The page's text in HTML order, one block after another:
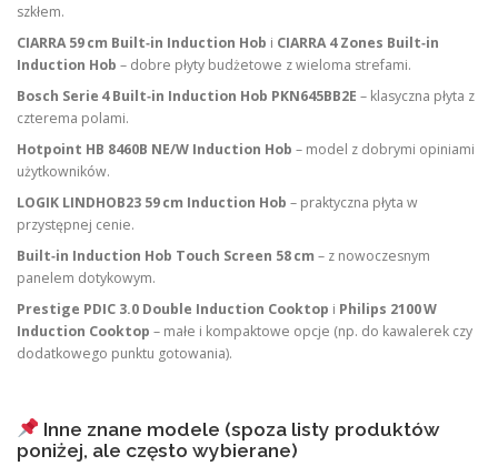
szkłem.
CIARRA 59 cm Built‑in Induction Hob i CIARRA 4 Zones Built‑in
Induction Hob – dobre płyty budżetowe z wieloma strefami.
Bosch Serie 4 Built‑in Induction Hob PKN645BB2E – klasyczna płyta z
czterema polami.
Hotpoint HB 8460B NE/W Induction Hob – model z dobrymi opiniami
użytkowników.
LOGIK LINDHOB23 59 cm Induction Hob – praktyczna płyta w
przystępnej cenie.
Built‑in Induction Hob Touch Screen 58 cm – z nowoczesnym
panelem dotykowym.
Prestige PDIC 3.0 Double Induction Cooktop i Philips 2100 W
Induction Cooktop – małe i kompaktowe opcje (np. do kawalerek czy
dodatkowego punktu gotowania).
Inne znane modele (spoza listy produktów
poniżej, ale często wybierane)